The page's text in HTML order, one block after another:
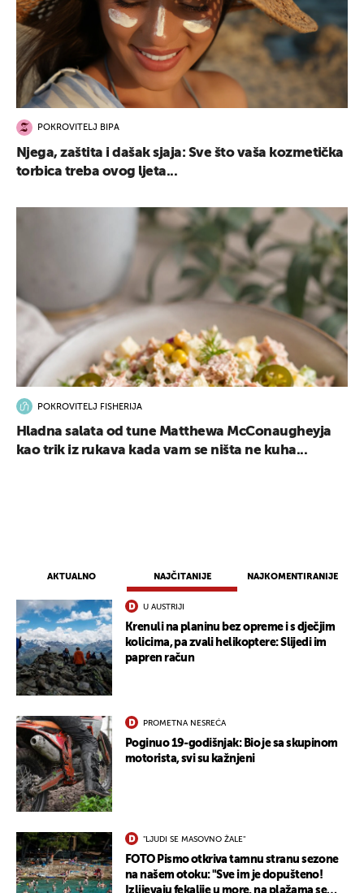
AKTUALNO NAJČITANIJE NAJKOMENTIRANIJE
U AUSTRIJI
Krenuli na planinu bez opreme i s dječjim
kolicima, pa zvali helikoptere: Slijedi im
papren račun
PROMETNA NESREĆA
Poginuo 19-godišnjak: Bio je sa skupinom
motorista, svi su kažnjeni
"LJUDI SE MASOVNO ŽALE"
FOTO Pismo otkriva tamnu stranu sezone
na našem otoku: "Sve im je dopušteno!
Izlijevaju fekalije u more, na plažama se
POKROVITELJ BIPA
Njega, zaštita i dašak sjaja: Sve što vaša kozmetička
torbica treba ovog ljeta...
POKROVITELJ FISHERIJA
Hladna salata od tune Matthewa McConaugheyja
kao trik iz rukava kada vam se ništa ne kuha...